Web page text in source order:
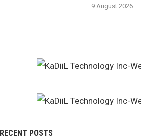
9 August 2026
RECENT POSTS